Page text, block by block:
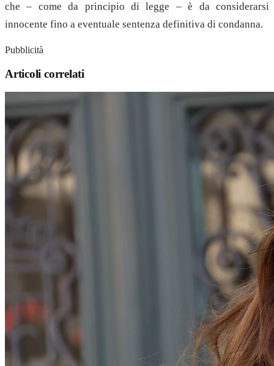
che – come da principio di legge – è da considerarsi
innocente fino a eventuale sentenza definitiva di condanna.
Pubblicità
Articoli correlati